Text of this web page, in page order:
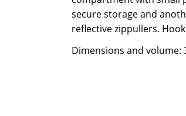
secure storage and
reflective zippullers.
Dimensions and volume: